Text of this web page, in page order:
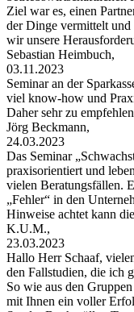
Ziel war es, einen
der Dinge vermittelt
wir unsere
Sebastian Heimbuch,
03.11.2023
Seminar an der
viel know-how und
Daher sehr zu
Jörg Beckmann,
24.03.2023
Das Seminar
praxisorientiert und
vielen Beratungsfällen.
„Fehler“ in den
Hinweise achtet kann
K.U.M.,
23.03.2023
Hallo Herr Schaaf,
den Fallstudien, die ich
So wie aus den
mit Ihnen ein voller